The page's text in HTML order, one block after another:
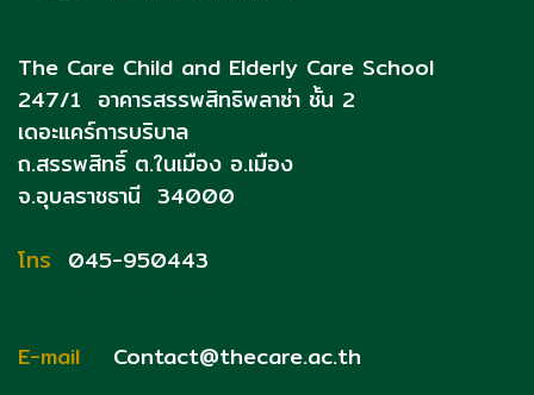
The Care Child and Elderly Care School
247/1 อาคารสรรพสิทธิพลาซ่า ชั้น 2
เดอะแคร์การบริบาล
ถ.สรรพสิทธิ์ ต.ในเมือง อ.เมือง
จ.อุบลราชธานี 34000
โทร 045-950443
E-mail
Contact@thecare.ac.th